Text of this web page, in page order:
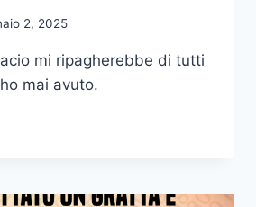
2, 2025
mi ripagherebbe di tutti
mai avuto.